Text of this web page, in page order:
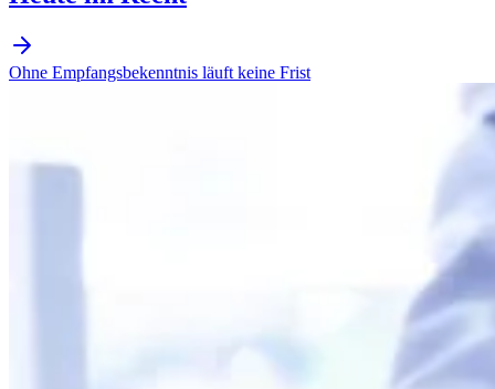
Ohne Empfangsbekenntnis läuft keine Frist